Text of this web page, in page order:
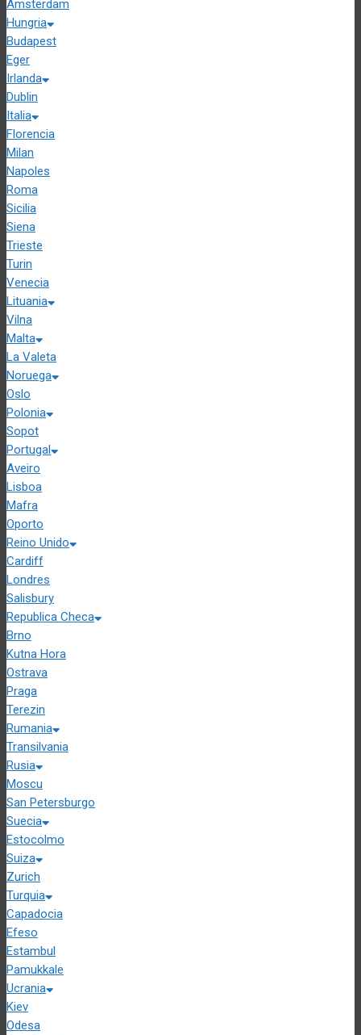
Amsterdam
Hungria
Budapest
Eger
Irlanda
Dublin
Italia
Florencia
Milan
Napoles
Roma
Sicilia
Siena
Trieste
Turin
Venecia
Lituania
Vilna
Malta
La Valeta
Noruega
Oslo
Polonia
Sopot
Portugal
Aveiro
Lisboa
Mafra
Oporto
Reino Unido
Cardiff
Londres
Salisbury
Republica Checa
Brno
Kutna Hora
Ostrava
Praga
Terezin
Rumania
Transilvania
Rusia
Moscu
San Petersburgo
Suecia
Estocolmo
Suiza
Zurich
Turquia
Capadocia
Efeso
Estambul
Pamukkale
Ucrania
Kiev
Odesa